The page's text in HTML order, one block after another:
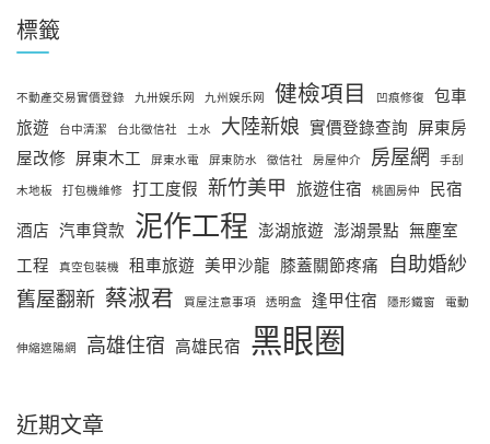
標籤
不動產交易實價登錄 九卅娱乐网 九州娱乐网 健檢項目 凹痕修復
包車
旅遊
台中清潔 台北徵信社 土水 大陸新娘 實價登錄查詢 屏東房
屋改修 屏東木工 屏東水電 屏東防水 徵信社 房屋仲介 房屋網
手刮
木地板
打包機維修 打工度假 新竹美甲 旅遊住宿 桃園房仲
民宿
酒店 汽車貸款 泥作工程 澎湖旅遊 澎湖景點 無塵室
工程
真空包裝機 租車旅遊 美甲沙龍 膝蓋關節疼痛
自助婚紗
舊屋翻新 蔡淑君 買屋注意事項 透明盒 逢甲住宿 隱形鐵窗 電動
伸縮遮陽網 高雄住宿 高雄民宿 黑眼圈
近期文章